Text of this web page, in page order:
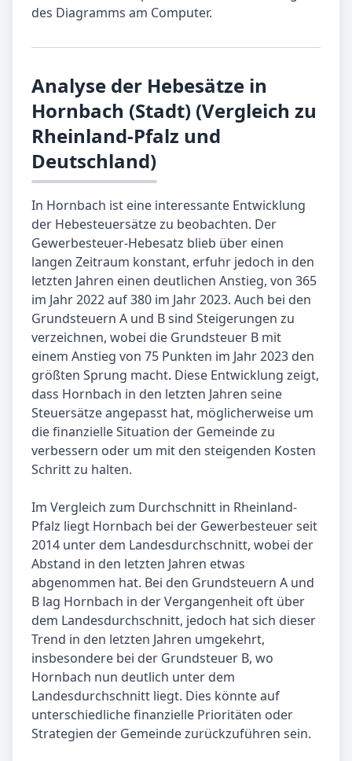
des Diagramms am Computer.
Analyse der Hebesätze in
Hornbach (Stadt) (Vergleich zu
Rheinland-Pfalz und
Deutschland)
In Hornbach ist eine interessante Entwicklung
der Hebesteuersätze zu beobachten. Der
Gewerbesteuer-Hebesatz blieb über einen
langen Zeitraum konstant, erfuhr jedoch in den
letzten Jahren einen deutlichen Anstieg, von 365
im Jahr 2022 auf 380 im Jahr 2023. Auch bei den
Grundsteuern A und B sind Steigerungen zu
verzeichnen, wobei die Grundsteuer B mit
einem Anstieg von 75 Punkten im Jahr 2023 den
größten Sprung macht. Diese Entwicklung zeigt,
dass Hornbach in den letzten Jahren seine
Steuersätze angepasst hat, möglicherweise um
die finanzielle Situation der Gemeinde zu
verbessern oder um mit den steigenden Kosten
Schritt zu halten.
Im Vergleich zum Durchschnitt in Rheinland-
Pfalz liegt Hornbach bei der Gewerbesteuer seit
2014 unter dem Landesdurchschnitt, wobei der
Abstand in den letzten Jahren etwas
abgenommen hat. Bei den Grundsteuern A und
B lag Hornbach in der Vergangenheit oft über
dem Landesdurchschnitt, jedoch hat sich dieser
Trend in den letzten Jahren umgekehrt,
insbesondere bei der Grundsteuer B, wo
Hornbach nun deutlich unter dem
Landesdurchschnitt liegt. Dies könnte auf
unterschiedliche finanzielle Prioritäten oder
Strategien der Gemeinde zurückzuführen sein.